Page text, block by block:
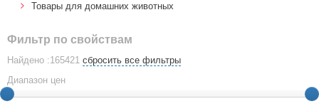
Товары для домашних животных
Фильтр по свойствам
Найдено :165421 сбросить все фильтры
Диапазон цен